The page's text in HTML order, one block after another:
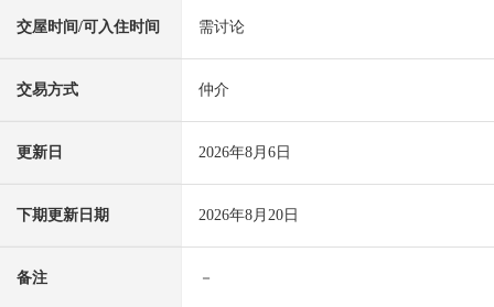
交屋时间/可入住时间 需讨论
交易方式 仲介
更新日 2026年8月6日
下期更新日期 2026年8月20日
备注 －